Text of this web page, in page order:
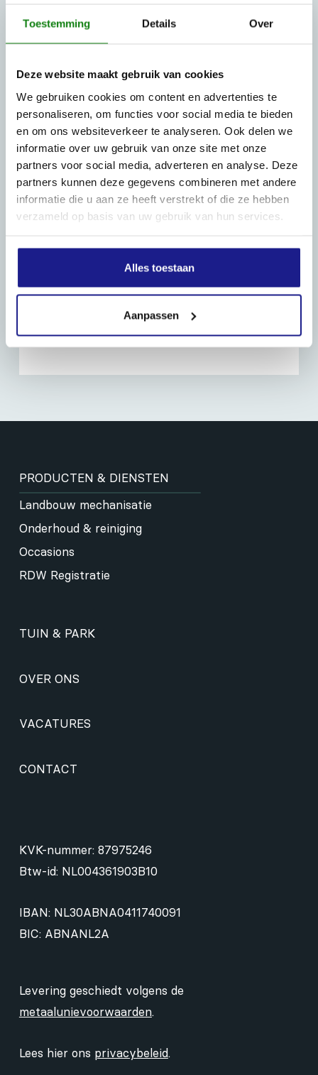
Toestemming Details Over
Deze website maakt gebruik van cookies
We gebruiken cookies om content en advertenties te
personaliseren, om functies voor social media te bieden
en om ons websiteverkeer te analyseren. Ook delen we
informatie over uw gebruik van onze site met onze
partners voor social media, adverteren en analyse. Deze
partners kunnen deze gegevens combineren met andere
informatie die u aan ze heeft verstrekt of die ze hebben
verzameld op basis van uw gebruik van hun services.
Alles toestaan
Aanpassen
Zondag: gesloten
Routebeschrijving
PRODUCTEN & DIENSTEN
Landbouw mechanisatie
Onderhoud & reiniging
Occasions
RDW Registratie
TUIN & PARK
OVER ONS
VACATURES
CONTACT
KVK-nummer: 87975246
Btw-id: NL004361903B10
IBAN: NL30ABNA0411740091
BIC: ABNANL2A
Levering geschiedt volgens de
metaalunievoorwaarden.
Lees hier ons privacybeleid.